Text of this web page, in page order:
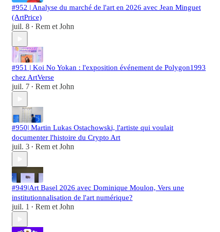
#952 | Analyse du marché de l'art en 2026 avec Jean Minguet
(ArtPrice)
juil. 8 • Rem et John
#951 | Koi No Yokan : l'exposition événement de Polygon1993
chez ArtVerse
juil. 7 • Rem et John
#950| Martin Lukas Ostachowski, l'artiste qui voulait
documenter l'histoire du Crypto Art
juil. 3 • Rem et John
#949|Art Basel 2026 avec Dominique Moulon, Vers une
institutionnalisation de l'art numérique?
juil. 1 • Rem et John